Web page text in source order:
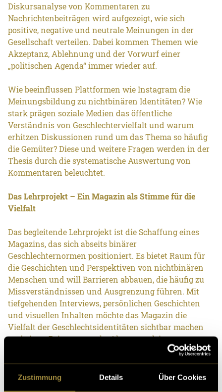
Zustimmung Details Über Cookies
Diskursanalyse von Kommentaren zu
Nachrichtenbeiträgen wird aufgezeigt, wie sich
positive, negative und neutrale Meinungen in der
Gesellschaft verteilen. Dabei kommen Themen wie
Akzeptanz, Ablehnung und der Vorwurf einer
„politischen Agenda“ immer wieder auf.
Wie beeinflussen Plattformen wie Instagram die
Meinungsbildung zu nichtbinären Identitäten? Wie
stark prägen soziale Medien das öffentliche
Verständnis von Geschlechtervielfalt und warum
erhitzen Diskussionen rund um das Thema so häufig
die Gemüter? Diese und weitere Fragen werden in der
Thesis durch die systematische Auswertung von
Kommentaren beleuchtet.
Das Lehrprojekt – Ein Magazin als Stimme für die
Vielfalt
Das begleitende Lehrprojekt ist die Schaffung eines
Magazins, das sich abseits binärer
Geschlechternormen positioniert. Es bietet Raum für
die Geschichten und Perspektiven von nichtbinären
Menschen und will Barrieren abbauen, die häufig zu
Missverständnissen und Ausgrenzung führen. Mit
tiefgehenden Interviews, persönlichen Geschichten
und visuellen Inhalten möchte das Magazin die
Vielfalt der Geschlechtsidentitäten sichtbar machen
und einen Beitrag zu mehr Akzeptanz leisten.
Warum ist das wichtig?